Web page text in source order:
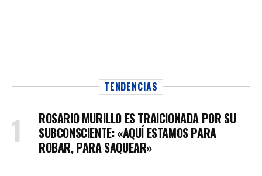
TENDENCIAS
ROSARIO MURILLO ES TRAICIONADA POR SU
SUBCONSCIENTE: «AQUÍ ESTAMOS PARA
ROBAR, PARA SAQUEAR»